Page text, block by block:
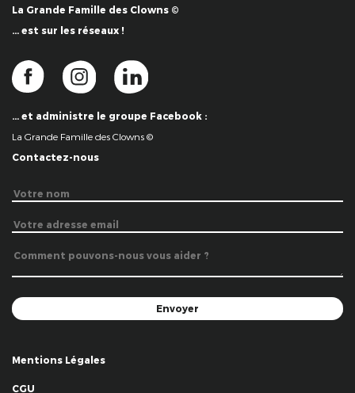
La Grande Famille des Clowns ©
… est sur les réseaux !
… et administre le groupe Facebook :
La Grande Famille des Clowns ©
Contactez-nous
Mentions Légales
CGU